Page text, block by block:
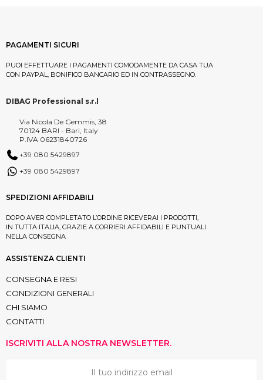
PAGAMENTI SICURI
PUOI EFFETTUARE I PAGAMENTI COMODAMENTE DA CASA TUA
CON PAYPAL, BONIFICO BANCARIO ED IN CONTRASSEGNO.
DIBAG Professional s.r.l
Via Nicola De Gemmis, 38
70124 BARI - Bari, Italy
P.IVA 06231840726
+39 080 5429897
+39 080 5429897
SPEDIZIONI AFFIDABILI
DOPO AVER COMPLETATO L’ORDINE RICEVERAI I PRODOTTI,
IN TUTTA ITALIA, GRAZIE A CORRIERI AFFIDABILI E PUNTUALI
NELLA CONSEGNA
ASSISTENZA CLIENTI
CONSEGNA E RESI
CONDIZIONI GENERALI
CHI SIAMO
CONTATTI
ISCRIVITI ALLA NOSTRA NEWSLETTER.